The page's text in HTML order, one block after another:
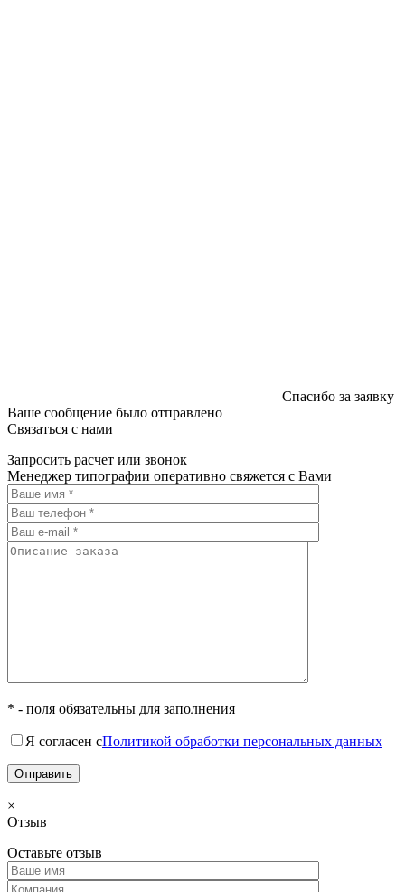
Спасибо за заявку
Ваше сообщение было отправлено
Связаться с нами
Запросить расчет или звонок
Менеджер типографии оперативно свяжется с Вами
* - поля обязательны для заполнения
Я согласен сПолитикой обработки персональных данных
×
Отзыв
Оставьте отзыв